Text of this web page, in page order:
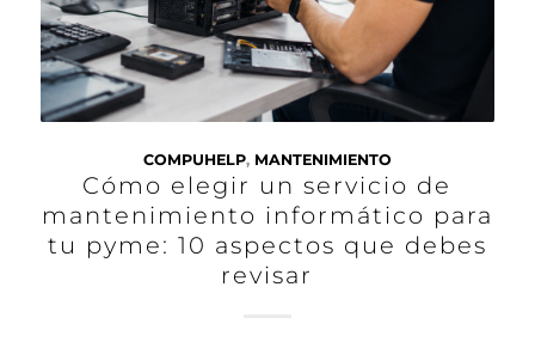
COMPUHELP, MANTENIMIENTO
Cómo elegir un servicio de
mantenimiento informático para
tu pyme: 10 aspectos que debes
revisar